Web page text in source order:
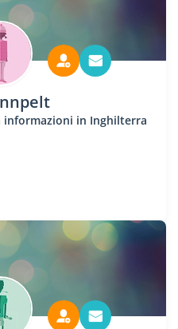
informazioni in Inghilterra